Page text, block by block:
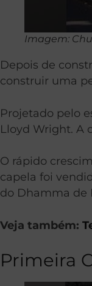
Imagem:
Depois de
construir uma
Projetado pelo
Lloyd Wright. A
O rápido
capela foi
do Dhamma de
Veja também:
Primeira